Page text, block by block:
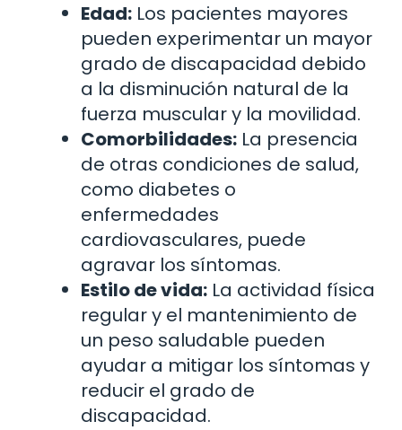
Edad: Los pacientes mayores
pueden experimentar un mayor
grado de discapacidad debido
a la disminución natural de la
fuerza muscular y la movilidad.
Comorbilidades: La presencia
de otras condiciones de salud,
como diabetes o
enfermedades
cardiovasculares, puede
agravar los síntomas.
Estilo de vida: La actividad física
regular y el mantenimiento de
un peso saludable pueden
ayudar a mitigar los síntomas y
reducir el grado de
discapacidad.